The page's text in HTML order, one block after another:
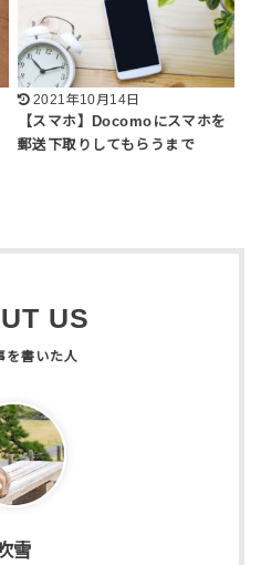
2021年10月14日
【スマホ】Docomoにスマホを
郵送下取りしてもらうまで
US
雪